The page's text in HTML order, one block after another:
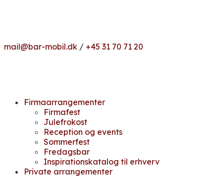
mail@bar-mobil.dk / +45 31 70 71 20
Firmaarrangementer
Firmafest
Julefrokost
Reception og events
Sommerfest
Fredagsbar
Inspirationskatalog til erhverv
Private arrangementer